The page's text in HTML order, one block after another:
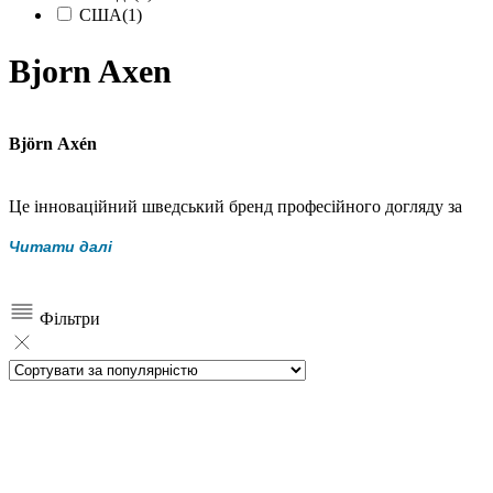
США(1)
Bjorn Axen
Björn Axén
Це інноваційний шведський бренд професійного догляду за
ослабленого до щільного, фарбованого та схильного до
сухості.
Бренд має унікальну історію: Björn Axén багато років є
офіційним доглядом для королівської родини Швеції. Її
Читати далі
Фільтри